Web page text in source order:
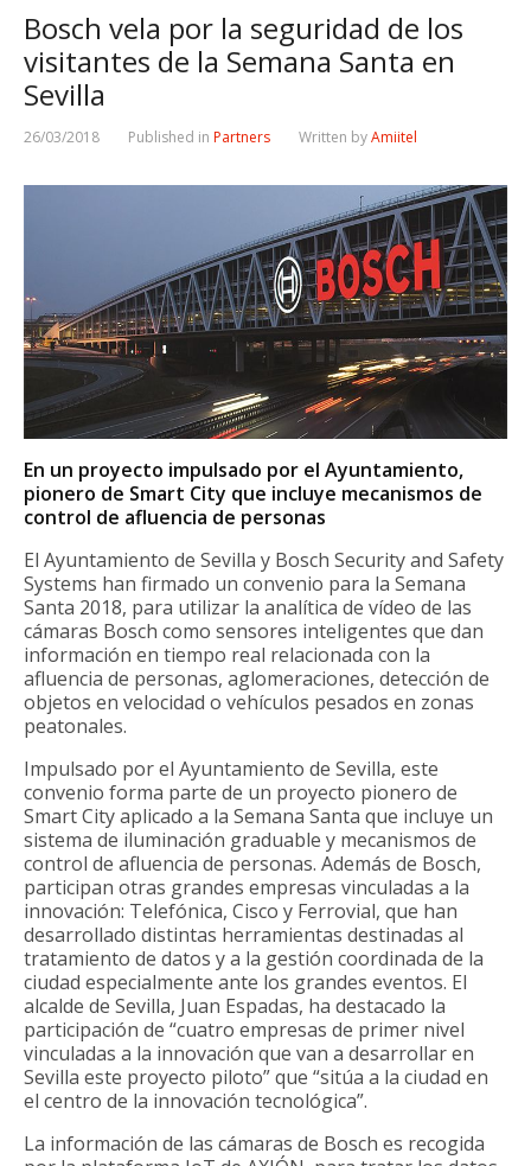
Bosch vela por la seguridad de los
visitantes de la Semana Santa en
Sevilla
26/03/2018 Published in Partners Written byAmiitel
En un proyecto impulsado por el Ayuntamiento,
pionero de Smart City que incluye mecanismos de
control de afluencia de personas
El Ayuntamiento de Sevilla y Bosch Security and Safety
Systems han firmado un convenio para la Semana
Santa 2018, para utilizar la analítica de vídeo de las
cámaras Bosch como sensores inteligentes que dan
información en tiempo real relacionada con la
afluencia de personas, aglomeraciones, detección de
objetos en velocidad o vehículos pesados en zonas
peatonales.
Impulsado por el Ayuntamiento de Sevilla, este
convenio forma parte de un proyecto pionero de
Smart City aplicado a la Semana Santa que incluye un
sistema de iluminación graduable y mecanismos de
control de afluencia de personas. Además de Bosch,
participan otras grandes empresas vinculadas a la
innovación: Telefónica, Cisco y Ferrovial, que han
desarrollado distintas herramientas destinadas al
tratamiento de datos y a la gestión coordinada de la
ciudad especialmente ante los grandes eventos. El
alcalde de Sevilla, Juan Espadas, ha destacado la
participación de “cuatro empresas de primer nivel
vinculadas a la innovación que van a desarrollar en
Sevilla este proyecto piloto” que “sitúa a la ciudad en
el centro de la innovación tecnológica”.
La información de las cámaras de Bosch es recogida